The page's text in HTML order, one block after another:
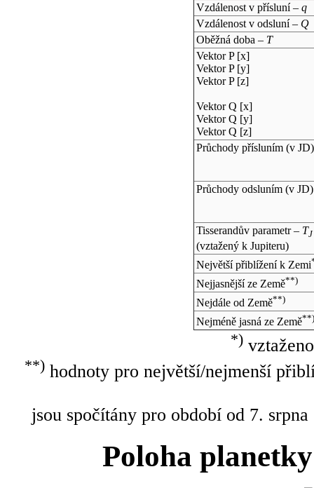
Vzdálenost v přísluní – q
Vzdálenost v odsluní – Q
Oběžná doba – T
Vektor P [x]
Vektor P [y]
Vektor P [z]
Vektor Q [x]
Vektor Q [y]
Vektor Q [z]
Průchody přísluním (v JD)
Průchody odsluním (v JD)
Tisserandův parametr – TJ
(vztažený k Jupiteru)
Největší přiblížení k Zemi
Nejjasnější ze Země**)
Nejdále od Země**)
Nejméně jasná ze Země**)
*)
**)hodnoty pro největší/nejmenší
jsou spočítány pro období od 7.
Poloha